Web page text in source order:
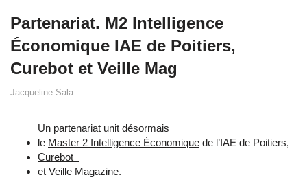
Partenariat. M2 Intelligence
Économique IAE de Poitiers,
Curebot et Veille Mag
Jacqueline Sala
Un partenariat unit désormais
le Master 2 Intelligence Économique de l’IAE de Poitiers,
Curebot
et Veille Magazine.